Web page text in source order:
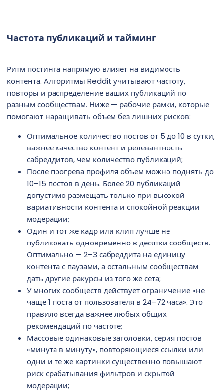
Частота публикаций и тайминг
Ритм постинга напрямую влияет на видимость
контента. Алгоритмы Reddit учитывают частоту,
повторы и распределение ваших публикаций по
разным сообществам. Ниже — рабочие рамки, которые
помогают наращивать объем без лишних рисков:
Оптимальное количество постов от 5 до 10 в сутки,
важнее качество контент и релевантность
сабреддитов, чем количество публикаций;
После прогрева профиля объем можно поднять до
10–15 постов в день. Более 20 публикаций
допустимо размещать только при высокой
вариативности контента и спокойной реакции
модерации;
Один и тот же кадр или клип лучше не
публиковать одновременно в десятки сообществ.
Оптимально — 2–3 сабреддита на единицу
контента с паузами, а остальным сообществам
дать другие ракурсы из того же сета;
У многих сообществ действует ограничение «не
чаще 1 поста от пользователя в 24–72 часа». Это
правило всегда важнее любых общих
рекомендаций по частоте;
Массовые одинаковые заголовки, серия постов
«минута в минуту», повторяющиеся ссылки или
одни и те же картинки существенно повышают
риск срабатывания фильтров и скрытой
модерации;